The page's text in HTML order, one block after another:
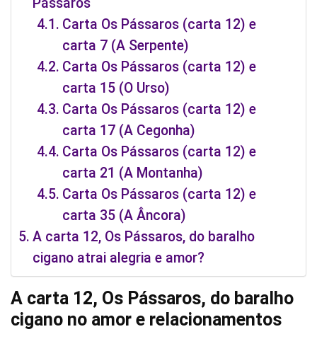
Carta Os Pássaros (carta 12) e
carta 7 (A Serpente)
Carta Os Pássaros (carta 12) e
carta 15 (O Urso)
Carta Os Pássaros (carta 12) e
carta 17 (A Cegonha)
Carta Os Pássaros (carta 12) e
carta 21 (A Montanha)
Carta Os Pássaros (carta 12) e
carta 35 (A Âncora)
A carta 12, Os Pássaros, do baralho
cigano atrai alegria e amor?
A carta 12, Os Pássaros, do baralho
cigano no amor e relacionamentos